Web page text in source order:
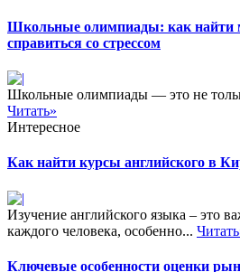
Школьные олимпиады: как найти
справиться со стрессом
Школьные олимпиады — это не
Читать»
Интересное
Как найти курсы английского в
Изучение английского языка – это
каждого человека, особенно...
Ключевые особенности оценки